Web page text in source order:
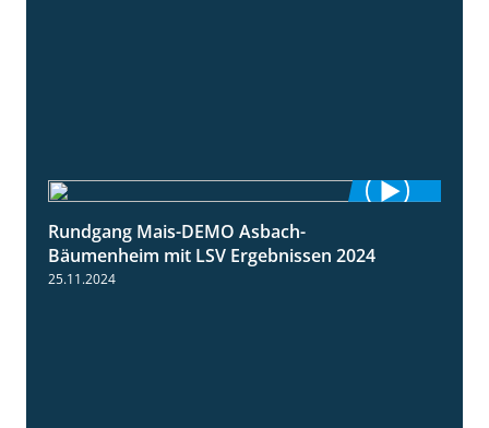
Rundgang Mais-DEMO Asbach-
Bäumenheim mit LSV Ergebnissen 2024
25.11.2024